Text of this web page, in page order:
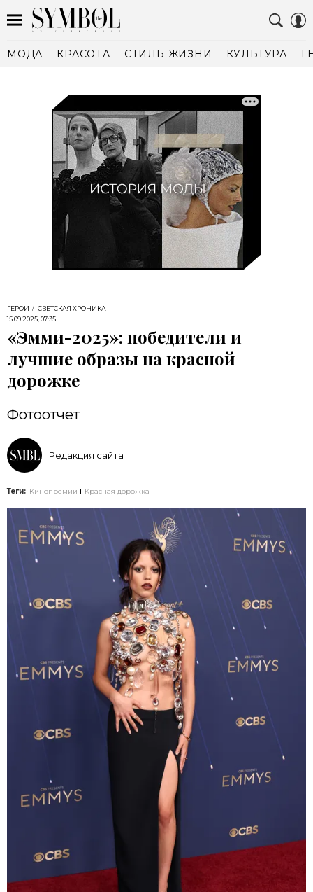
МОДА КРАСОТА СТИЛЬ ЖИЗНИ КУЛЬТУРА
ГЕРОИ
СВЕТСКАЯ ХРОНИКА
15.09.2025, 07:35
«Эмми-2025»: победители и
лучшие образы на красной
дорожке
Фотоотчет
Редакция сайта
Теги: Кинопремии Красная дорожка